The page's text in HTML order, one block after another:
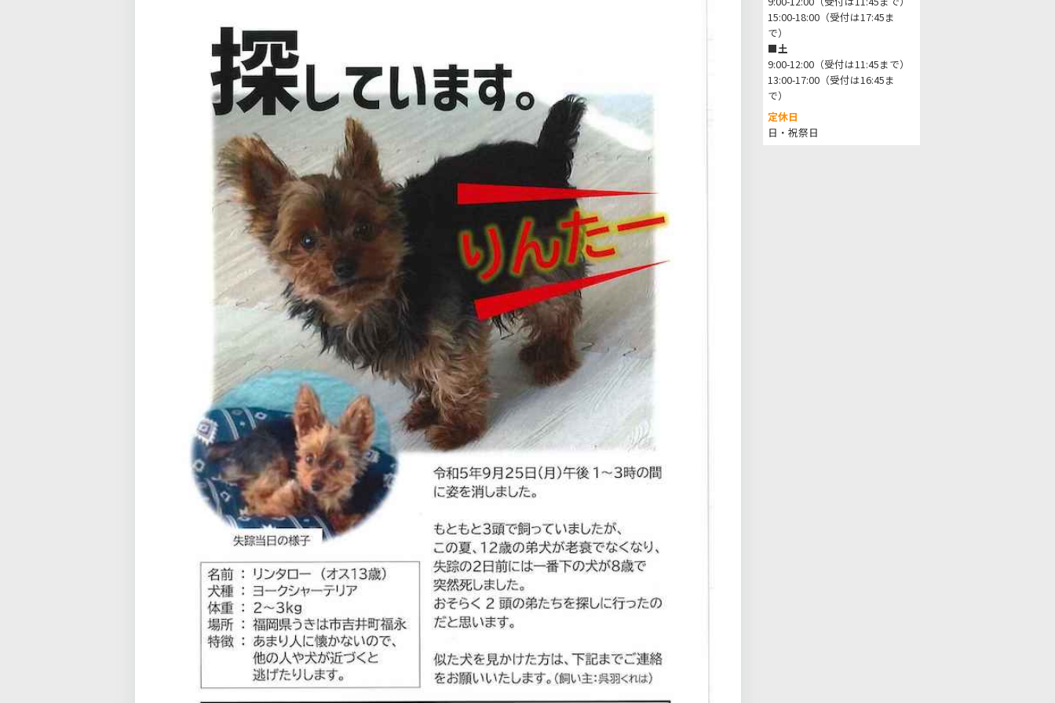
15:00-18:00（受付は17:45ま
で）
■土
9:00-12:00（受付は11:45まで）
13:00-17:00（受付は16:45ま
で）
定休日
日・祝祭日